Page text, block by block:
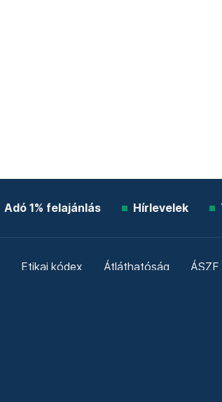
Adó 1% felajánlás Hírlevelek
Etikai kódex Átláthatóság ÁSZF